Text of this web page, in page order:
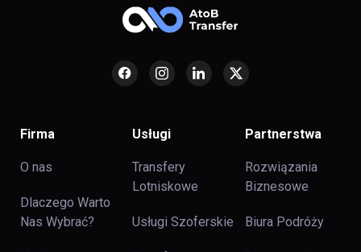
Firma
O nas
Dlaczego Warto
Nas Wybrać?
Usługi
Transfery
Lotniskowe
Usługi Szoferskie
Partnerstwa
Rozwiązania
Biznesowe
Biura Podróży